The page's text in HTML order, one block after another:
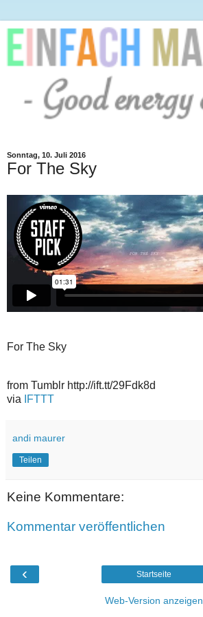
Sonntag, 10. Juli 2016
For The Sky
For The Sky
from Tumblr http://ift.tt/29Fdk8d
via
IFTTT
andi maurer
Teilen
Keine Kommentare:
Kommentar veröffentlichen
‹ Startseite
Web-Version anzeigen